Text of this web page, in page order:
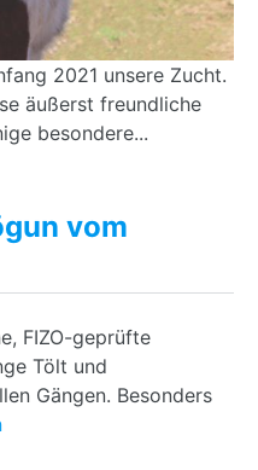
2021 unsere Zucht.
äußerst freundliche
besondere...
vom
FIZO-geprüfte
Tölt und
Gängen. Besonders